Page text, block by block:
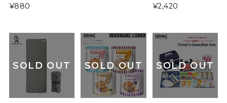
¥880 ¥2,420
SOLD OUT SOLD OUT SOLD OUT